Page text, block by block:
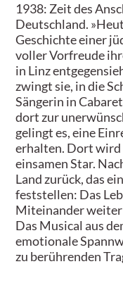
1938: Zeit des
Deutschland.
Geschichte einer
voller Vorfreude
in Linz
zwingt sie, in die
Sängerin in
dort zur
gelingt es, eine
erhalten. Dort wird
einsamen Star.
Land zurück, das
feststellen: Das
Miteinander
Das Musical aus
emotionale
zu berührenden